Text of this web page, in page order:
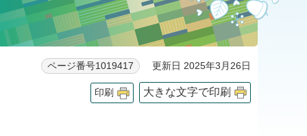
ページ番号1019417 更新日 2025年3月26日
印刷 大きな文字で印刷